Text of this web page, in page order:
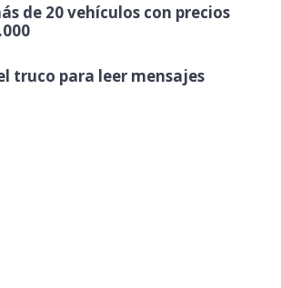
de 20 vehículos con precios
truco para leer mensajes